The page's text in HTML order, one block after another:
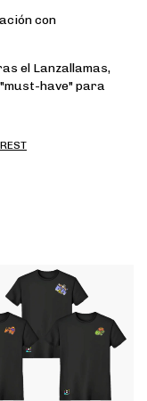
con
el Lanzallamas,
have" para